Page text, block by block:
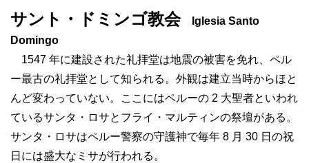
サント・ドミンゴ教会
Iglesia Santo
Domingo
1547 年に建設された礼拝堂は地震の被害を免れ、ペル
ー最古の礼拝堂として知られる。外観は建立当時からほと
んど変わっていない。ここにはペルーの 2 大聖者といわれ
ているサンタ・ロサとフライ・マルティンの祭壇がある。
サンタ・ロサはペルー警察の守護神で毎年 8 月 30 日の祝
日には盛大なミサが行われる。